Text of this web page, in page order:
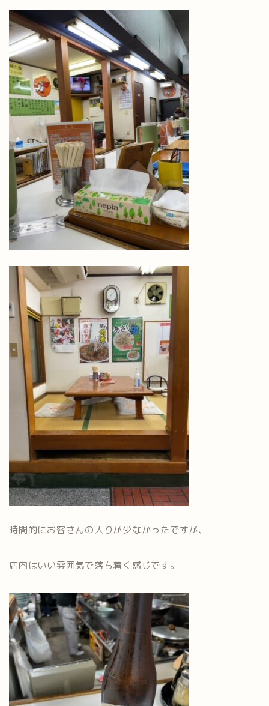
時間的にお客さんの入りが少なかったですが、
店内はいい雰囲気で落ち着く感じです。